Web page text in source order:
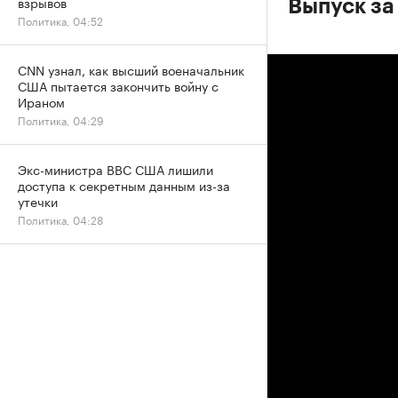
Выпуск
Политика, 04:52
CNN узнал, как высший военачальник
США пытается закончить войну с
Ираном
Политика, 04:29
Экс-министра ВВС США лишили
доступа к секретным данным из-за
утечки
Политика, 04:28